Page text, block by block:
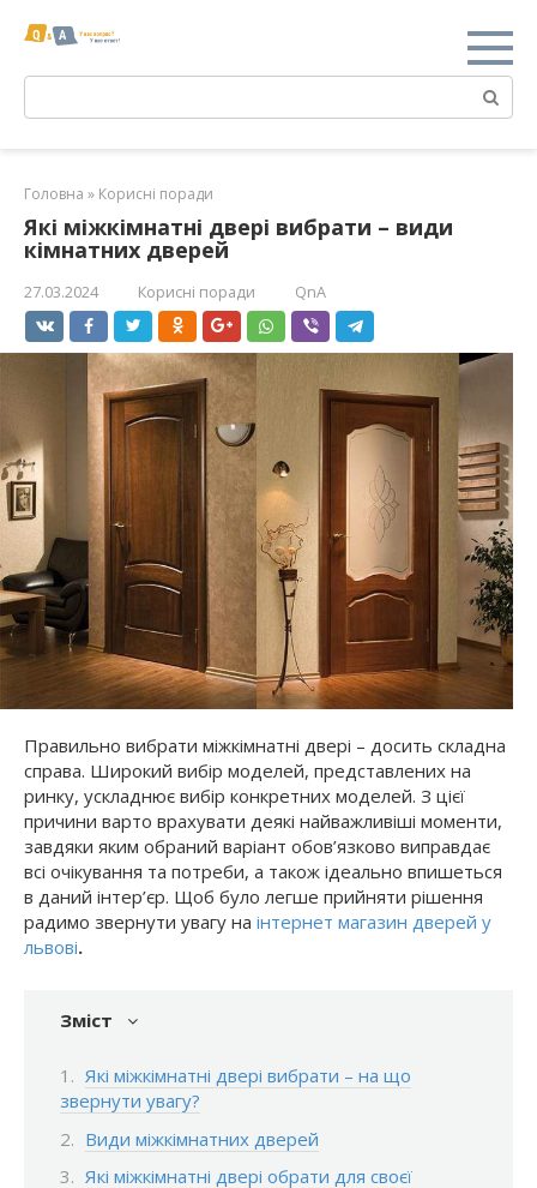
Поиск:
Головна » Корисні поради
Які міжкімнатні двері вибрати – види
кімнатних дверей
27.03.2024 Корисні поради QnA
Правильно вибрати міжкімнатні двері – досить складна
справа. Широкий вибір моделей, представлених на
ринку, ускладнює вибір конкретних моделей. З цієї
причини варто врахувати деякі найважливіші моменти,
завдяки яким обраний варіант обов’язково виправдає
всі очікування та потреби, а також ідеально впишеться
в даний інтер’єр. Щоб було легше прийняти рішення
радимо звернути увагу на інтернет магазин дверей у
львові.
Зміст
Які міжкімнатні двері вибрати – на що
звернути увагу?
Види міжкімнатних дверей
Які міжкімнатні двері обрати для своєї